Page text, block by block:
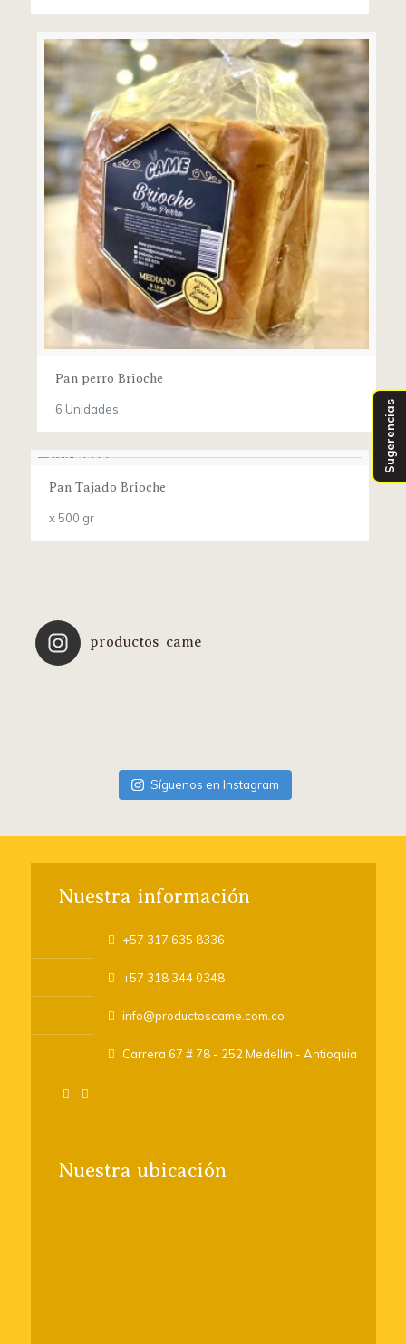
Sugerencias
Pan perro Brioche
6 Unidades
Pan Tajado Brioche
x 500 gr
productos_came
Síguenos en Instagram
Nuestra información
+57 317 635 8336
+57 318 344 0348
info@productoscame.com.co
Carrera 67 # 78 - 252 Medellín - Antioquia
Nuestra ubicación